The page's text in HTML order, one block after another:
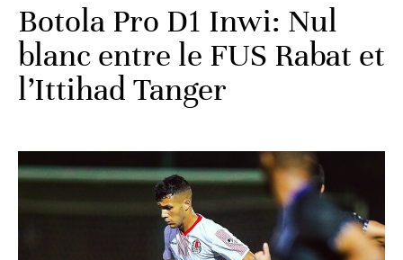
Botola Pro D1 Inwi: Nul
blanc entre le FUS Rabat et
l’Ittihad Tanger